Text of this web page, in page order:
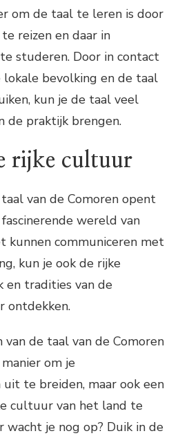
om de taal te leren is door
reizen en daar in
studeren. Door in contact
bevolking en de taal
kun je de taal veel
de praktijk brengen.
rijke cultuur
van de Comoren opent
wereld van
kunnen communiceren met
kun je ook de rijke
en tradities van de
ontdekken.
de taal van de Comoren
om je
te breiden, maar ook een
cultuur van het land te
wacht je nog op? Duik in de